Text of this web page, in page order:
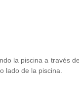
la piscina a través
lado de la piscina.